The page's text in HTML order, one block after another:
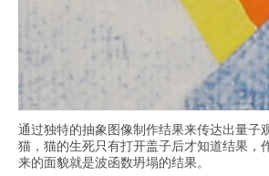
通过独特的抽象图像制作结果来传达出量子
猫，猫的生死只有打开盖子后才知道结果，
来的面貌就是波函数坍塌的结果。